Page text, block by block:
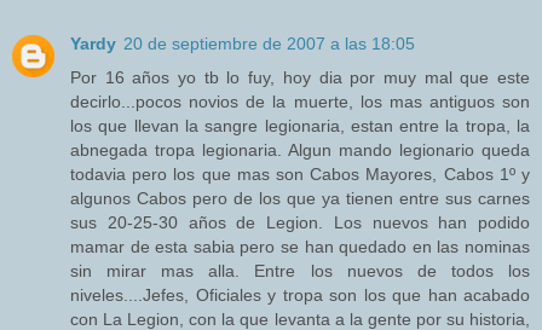
Yardy 20 de septiembre de 2007 a las 18:05
Por 16 años yo tb lo fuy, hoy dia por muy mal que este
decirlo...pocos novios de la muerte, los mas antiguos son
los que llevan la sangre legionaria, estan entre la tropa, la
abnegada tropa legionaria. Algun mando legionario queda
todavia pero los que mas son Cabos Mayores, Cabos 1º y
algunos Cabos pero de los que ya tienen entre sus carnes
sus 20-25-30 años de Legion. Los nuevos han podido
mamar de esta sabia pero se han quedado en las nominas
sin mirar mas alla. Entre los nuevos de todos los
niveles....Jefes, Oficiales y tropa son los que han acabado
con La Legion, con la que levanta a la gente por su historia,